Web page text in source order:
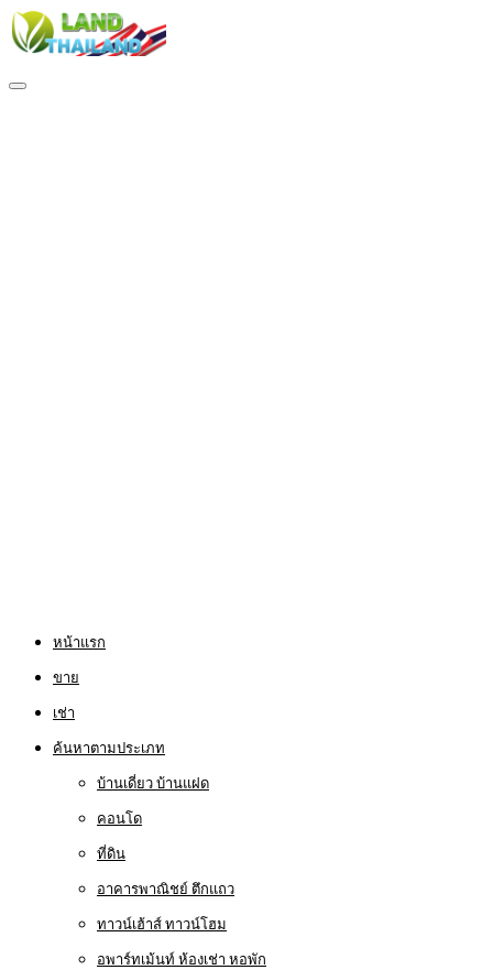
หน้าแรก
ขาย
เช่า
ค้นหาตามประเภท
บ้านเดี่ยว บ้านแฝด
คอนโด
ที่ดิน
อาคารพาณิชย์ ตึกแถว
ทาวน์เฮ้าส์ ทาวน์โฮม
อพาร์ทเม้นท์ ห้องเช่า หอพัก